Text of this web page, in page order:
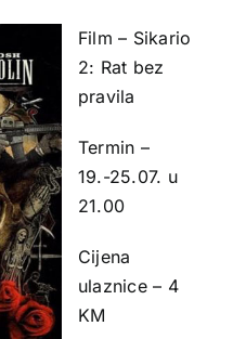
Film – Sikario
2: Rat bez
pravila
Termin –
19.-25.07. u
21.00
Cijena
ulaznice – 4
KM